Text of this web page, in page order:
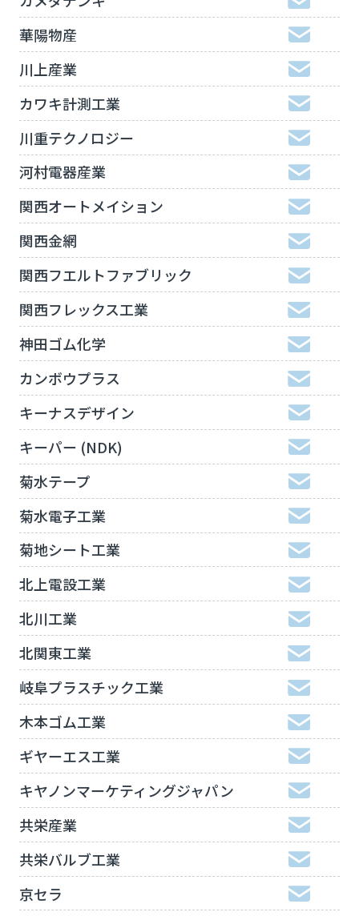
華陽物産
川上産業
カワキ計測工業
川重テクノロジー
河村電器産業
関西オートメイション
関西金網
関西フエルトファブリック
関西フレックス工業
神田ゴム化学
カンボウプラス
キーナスデザイン
キーパー (NDK)
菊水テープ
菊水電子工業
菊地シート工業
北上電設工業
北川工業
北関東工業
岐阜プラスチック工業
木本ゴム工業
ギヤーエス工業
キヤノンマーケティングジャパン
共栄産業
共栄バルブ工業
京セラ